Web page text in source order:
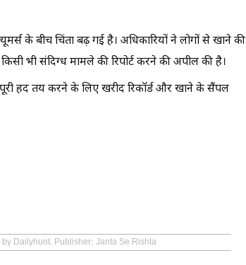
के बीच चिंता बढ़ गई है। अधिकारियों ने लोगों से खाने की
भी संदिग्ध मामले की रिपोर्ट करने की अपील की है।
हद तय करने के लिए खरीद रिकॉर्ड और खाने के सैंपल
Dailyhunt. Publisher: Janta Se Rishta